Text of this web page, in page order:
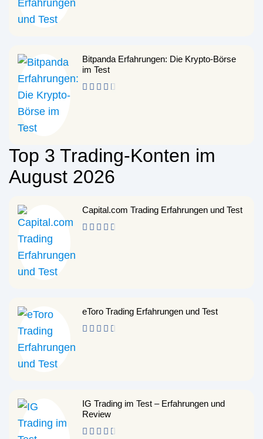
Bitpanda Erfahrungen: Die Krypto-Börse
im Test
Top 3 Trading-Konten im
August 2026
Capital.com Trading Erfahrungen und Test
eToro Trading Erfahrungen und Test
IG Trading im Test – Erfahrungen und
Review